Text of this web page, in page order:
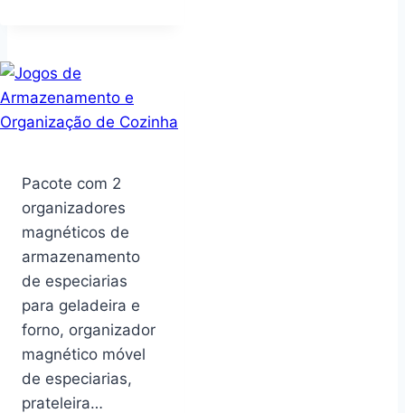
DOBRÁVEL
RESISTENTE
Pacote com 2
organizadores
magnéticos de
armazenamento
de especiarias
para geladeira e
forno, organizador
magnético móvel
de especiarias,
prateleira…